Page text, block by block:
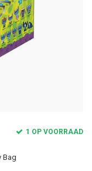
1 OP VOORRAAD
Bag